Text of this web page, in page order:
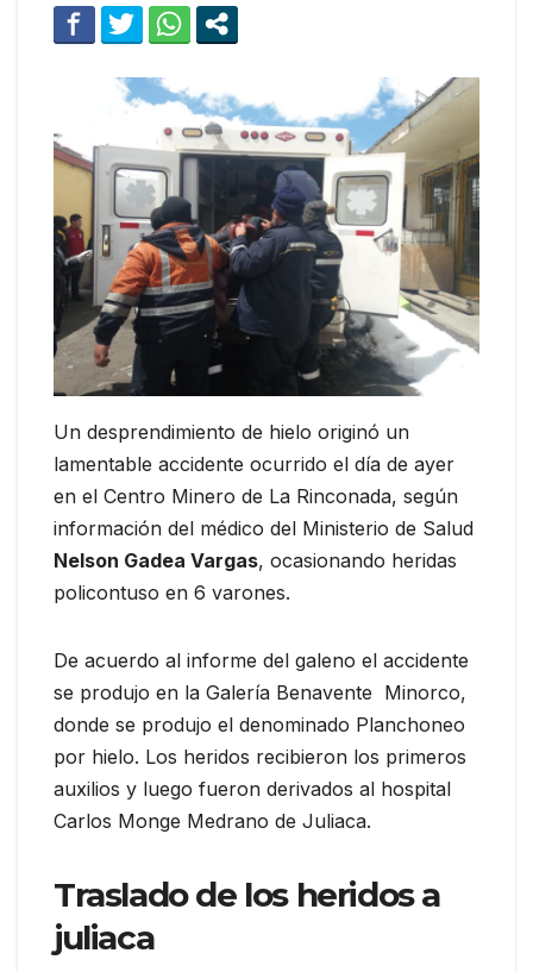
Un desprendimiento de hielo originó un
lamentable accidente ocurrido el día de ayer
en el Centro Minero de La Rinconada, según
información del médico del Ministerio de Salud
Nelson Gadea Vargas, ocasionando heridas
policontuso en 6 varones.
De acuerdo al informe del galeno el accidente
se produjo en la Galería Benavente Minorco,
donde se produjo el denominado Planchoneo
por hielo. Los heridos recibieron los primeros
auxilios y luego fueron derivados al hospital
Carlos Monge Medrano de Juliaca.
Traslado de los heridos a
juliaca